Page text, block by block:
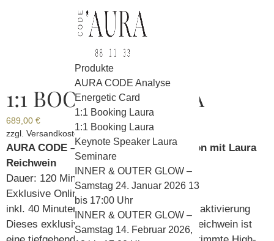
Produkte
AURA CODE Analyse
Energetic Card
1:1 Booking Laura
1:1 Booking Laura
Keynote Speaker Laura
Seminare
INNER & OUTER GLOW –
Samstag 24. Januar 2026 13
bis 17:00 Uhr
INNER & OUTER GLOW –
Samstag 14. Februar 2026,
1:1 BOOKING LAURA
689,00 €
zzgl. Versandkosten
AURA CODE – HIGH POTENTIAL Session mit Laura
Reichwein
Dauer: 120 Minuten
Exklusive Online oder 1:1 Live Session
inkl. 40 Minuten High-Performance Erfolgsaktivierung
Dieses exklusive 1:1 Reading mit Laura Reichwein ist